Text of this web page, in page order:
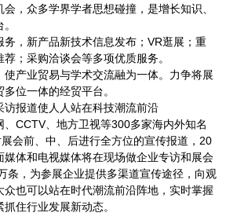
，众多学界学者思想碰撞，是增长知识、
务，新产品新技术信息发布；VR逛展；重
；采购洽谈会等多项优质服务。
产业贸易与学术交流融为一体。力争将展
位一体的经贸平台。
报道使人人站在科技潮流前沿
、CCTV、地方卫视等300多家海内外知名
会前、中、后进行全方位的宣传报道，20
体和电视媒体将在现场做企业专访和展会
条，为参展企业提供多渠道宣传途径，向观
也可以站在时代潮流前沿阵地，实时掌握
住行业发展新动态。